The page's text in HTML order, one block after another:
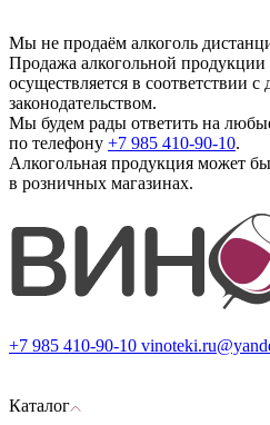
Мы не продаём алкоголь
Продажа алкогольной
осуществляется в соответствии
законодательством.
Мы будем рады ответить на
по телефону +7 985 410-90-10.
Алкогольная продукция может
в розничных магазинах.
+7 985 410-90-10
Каталог